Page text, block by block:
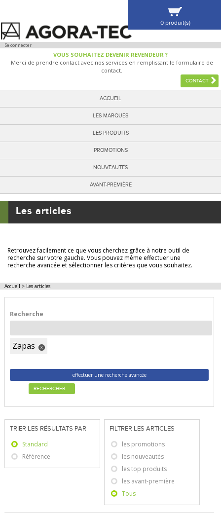
Se connecter
VOUS SOUHAITEZ DEVENIR REVENDEUR ?
Merci de prendre contact avec nos services en remplissant le formulaire de
contact.
CONTACT
ACCUEIL
LES MARQUES
LES PRODUITS
PROMOTIONS
NOUVEAUTÉS
AVANT-PREMIÈRE
0 produit(s)
VOIR MA SÉLECTION
Les articles
Retrouvez facilement ce que vous cherchez grâce à notre outil de
recherche sur votre gauche. Vous pouvez même effectuer une
recherche avancée et sélectionner les critères que vous souhaitez.
Accueil > Les articles
Recherche
Zapas x
effectuer une recherche avancée
RECHERCHER
TRIER LES RÉSULTATS PAR
Standard
Référence
FILTRER LES ARTICLES
les promotions
les nouveautés
les top produits
les avant-première
Tous